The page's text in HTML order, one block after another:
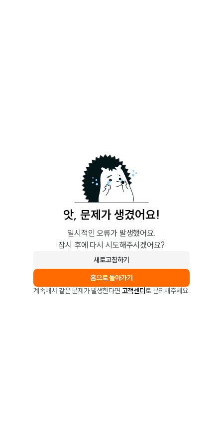
앗, 문제가 생겼어요!
일시적인 오류가 발생했어요.
잠시 후에 다시 시도해주시겠어요?
새로고침하기
홈으로 돌아가기
계속해서 같은 문제가 발생한다면 고객센터로 문의해주세요.